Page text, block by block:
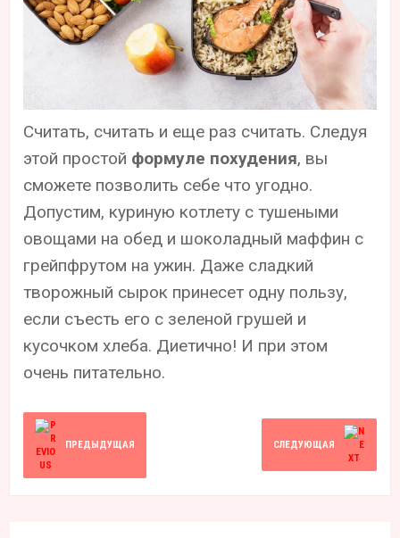
Считать, считать и еще раз считать. Следуя
этой простой формуле похудения, вы
сможете позволить себе что угодно.
Допустим, куриную котлету с тушеными
овощами на обед и шоколадный маффин с
грейпфрутом на ужин. Даже сладкий
творожный сырок принесет одну пользу,
если съесть его с зеленой грушей и
кусочком хлеба. Диетично! И при этом
очень питательно.
ПРЕДЫДУЩАЯ СЛЕДУЮЩАЯ